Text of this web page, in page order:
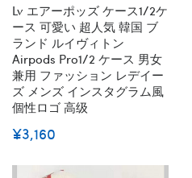
Lv エアーポッズ ケース1/2ケ
ース 可愛い 超人気 韓国 ブ
ランド ルイヴィトン
Airpods Pro1/2 ケース 男女
兼用 ファッション レデイー
ズ メンズ インスタグラム風
個性ロゴ 高级
¥3,160